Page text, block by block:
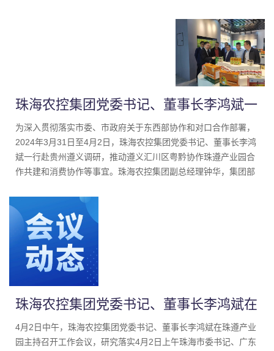
市农业农村局、珠海农控农产品物流园菜篮子有限公司相关领导
及遵义市种养殖企业（专业合作社）、珠海市农产品供应链管理
珠海农控集团党委书记、董事长李鸿斌一
行赴遵义调研东西部协作和对口合作工作
为深入贯彻落实市委、市政府关于东西部协作和对口合作部署，
2024年3月31日至4月2日，珠海农控集团党委书记、董事长李鸿
斌一行赴贵州遵义调研，推动遵义汇川区粤黔协作珠遵产业园合
作共建和消费协作等事宜。珠海农控集团副总经理钟华，集团部
珠海农控集团党委书记、董事长李鸿斌在
珠遵产业园主持召开工作会议
4月2日中午，珠海农控集团党委书记、董事长李鸿斌在珠遵产业
园主持召开工作会议，研究落实4月2日上午珠海市委书记、广东